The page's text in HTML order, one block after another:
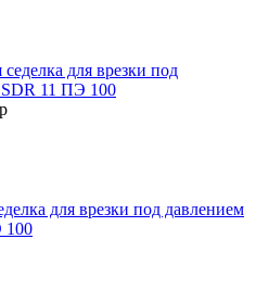
для врезки под давлением
100